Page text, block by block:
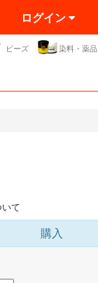
ログイン
ビーズ 染料・薬品
て
購入